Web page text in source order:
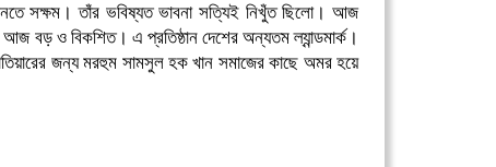
আনতে সক্ষম। তাঁর ভবিষ্যত ভাবনা সত্যিই নিখুঁত ছিলো। আজ
বড় ও বিকশিত। এ প্রতিষ্ঠান দেশের অন্যতম ল্যান্ডমার্ক।
জন্য মরহুম সামসুল হক খান সমাজের কাছে অমর হয়ে